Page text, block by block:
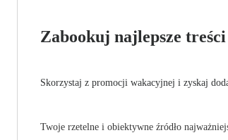
Zabookuj najlepsze
Skorzystaj z promocji wakacyjnej i zyskaj
Twoje rzetelne i obiektywne źródło